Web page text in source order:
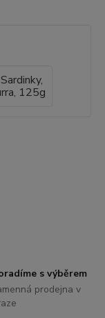
s výběrem
prodejna v